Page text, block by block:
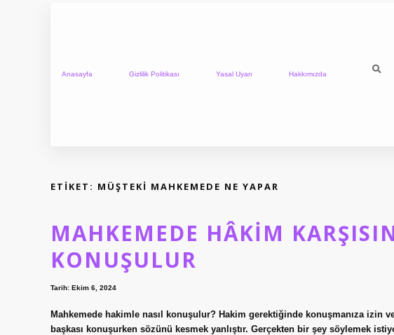
Anasayfa Gizlilik Politikası Yasal Uyarı Hakkımızda
ETIKET: MÜŞTEKI MAHKEMEDE NE YAPAR
MAHKEMEDE HÂKIM
KONUŞULUR
Tarih: Ekim 6, 2024
Mahkemede hakimle nasıl konuşulur? Hakim gerektiğinde konuşmanıza izin
başkası konuşurken sözünü kesmek yanlıştır. Gerçekten bir şey söylemek